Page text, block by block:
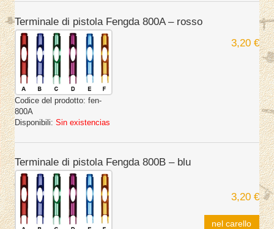
Terminale di pistola Fengda 800A – rosso
Codice del prodotto: fen-
800A
Disponibili: Sin existencias
3,20 €
Terminale di pistola Fengda 800B – blu
3,20 €
nel carello